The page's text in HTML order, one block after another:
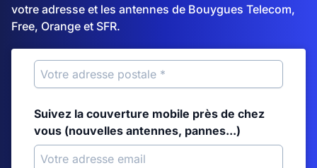
votre adresse et les antennes de Bouygues Telecom,
Free, Orange et SFR.
Suivez la couverture mobile près de chez
vous (nouvelles antennes, pannes...)